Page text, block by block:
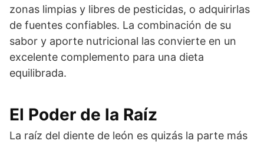
zonas limpias y libres de pesticidas, o adquirirlas
de fuentes confiables. La combinación de su
sabor y aporte nutricional las convierte en un
excelente complemento para una dieta
equilibrada.
El Poder de la Raíz
La raíz del diente de león es quizás la parte más